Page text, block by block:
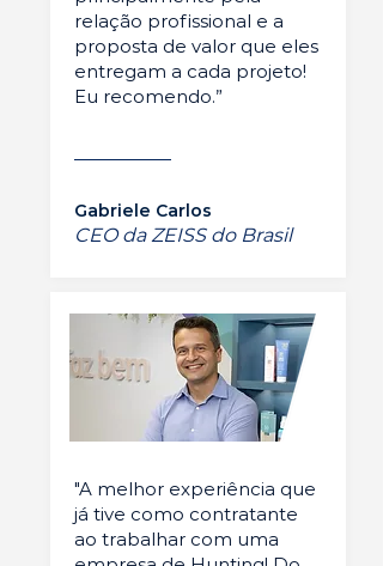
relação profissional e a
proposta de valor que eles
entregam a cada projeto!
Eu recomendo.”
Gabriele Carlos
CEO da ZEISS do Brasil
"A melhor experiência que
já tive como contratante
ao trabalhar com uma